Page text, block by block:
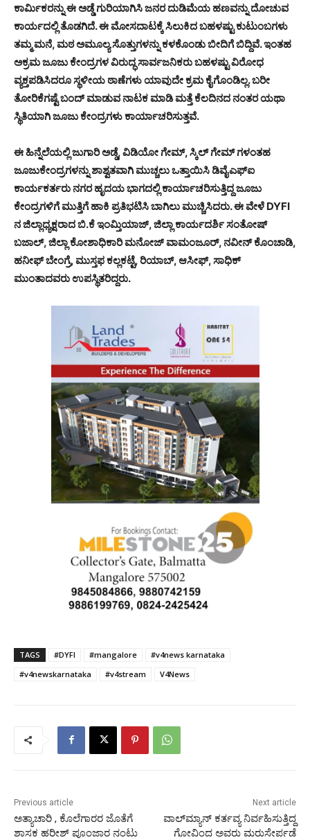
ಕಾರ್ಮಿಕರನ್ನು ಈ ಅಡ್ಡೆ ಗುರಿಯಾಗಿಸಿ ಜನರ ದುಡಿಮೆಯ ಹಣವನ್ನು ದೋಚುವ
ಕಾರ್ಯದಲ್ಲಿ ತೊಡಗಿದೆ. ಈ ಮೋಸದಾಟಕ್ಕೆ ಸಿಲುಕಿದ ಬಹಳಷ್ಟು ಕುಟುಂಬಗಳು
ತಮ್ಮ ಮನೆ, ಮಠ ಅಮೂಲ್ಯ ಸೊತ್ತುಗಳನ್ನು ಕಳಕೊಂಡು ಬೀದಿಗೆ ಬಿದ್ದಿವೆ. ಇಂತಹ
ಅಕ್ರಮ ಜೂಜು ಕೇಂದ್ರಗಳ ವಿರುದ್ಧ ಸಾರ್ವಜನಿಕರು ಬಹಳಷ್ಟು ವಿರೋಧ
ವ್ಯಕ್ತಪಡಿಸಿದರೂ ಸ್ಥಳೀಯ ಠಾಣೆಗಳು ಯಾವುದೇ ಕ್ರಮ ಕೈಗೊಂಡಿಲ್ಲ. ಬರೀ
ತೋರಿಕೆಗಷ್ಟೆ ಬಂದ್ ಮಾಡುವ ನಾಟಕ ಮಾಡಿ ಮತ್ತೆ ಕೆಲದಿನದ ನಂತರ ಯಥಾ
ಸ್ಥಿತಿಯಾಗಿ ಜೂಜು ಕೇಂದ್ರಗಳು ಕಾರ್ಯಾಚರಿಸುತ್ತವೆ.
ಈ ಹಿನ್ನೆಲೆಯಲ್ಲಿ ಜುಗಾರಿ ಅಡ್ಡೆ, ವಿಡಿಯೋ ಗೇಮ್, ಸ್ಕಿಲ್ ಗೇಮ್ ಗಳಂತಹ
ಜೂಜುಕೇಂದ್ರಗಳನ್ನು ಶಾಶ್ವತವಾಗಿ ಮುಚ್ಚಲು ಒತ್ತಾಯಿಸಿ ಡಿವೈಎಫ್ಐ
ಕಾರ್ಯಕರ್ತರು ನಗರ ಹೃದಯ ಭಾಗದಲ್ಲಿ ಕಾರ್ಯಾಚರಿಸುತ್ತಿದ್ದ ಜೂಜು
ಕೇಂದ್ರಗಳಿಗೆ ಮುತ್ತಿಗೆ ಹಾಕಿ ಪ್ರತಿಭಟಿಸಿ ಬಾಗಿಲು ಮುಚ್ಚಿಸಿದರು. ಈ ವೇಳೆ DYFI
ನ ಜಿಲ್ಲಾಧ್ಯಕ್ಷರಾದ ಬಿ.ಕೆ ಇಂಮ್ತಿಯಾಜ್, ಜಿಲ್ಲಾ ಕಾರ್ಯದರ್ಶಿ ಸಂತೋಷ್
ಬಜಾಲ್, ಜಿಲ್ಲಾ ಕೋಶಾಧಿಕಾರಿ ಮನೋಜ್ ವಾಮಂಜೂರ್, ನವೀನ್ ಕೊಂಚಾಡಿ,
ಹನೀಫ್ ಬೇಂಗ್ರೆ, ಮುಸ್ತಫ ಕಲ್ಲಕಟ್ಟೆ, ರಿಯಾಬ್, ಆಸೀಫ್, ಸಾಧಿಕ್
ಮುಂತಾದವರು ಉಪಸ್ಥಿತರಿದ್ದರು.
TAGS #DYFI #mangalore
#v4news karnataka
#v4newskarnataka
#v4stream V4News
Previous article
ಅತ್ಯಾಚಾರಿ , ಕೊಲೆಗಾರರ ಜೊತೆಗೆ
ಶಾಸಕ ಹರೀಶ್ ಪೂಂಜಾರ ನಂಟು
Next article
ವಾಲ್‍ಮ್ಯಾನ್ ಕರ್ತವ್ಯ ನಿರ್ವಹಿಸುತ್ತಿದ್ದ
ಗೋವಿಂದ ಅವರು ಮರುಸೇರ್ಪಡೆ